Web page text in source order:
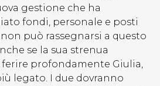
gestione che ha
fondi, personale e posti
può rassegnarsi a questo
se la sua strenua
profondamente Giulia,
legato. I due dovranno